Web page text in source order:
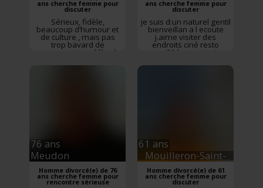
ans cherche femme pour
discuter
Sérieux, fidèle,
beaucoup d’humour et
de culture , mais pas
trop bavard de
messages, je préfère le
une erreur je n’ai pas 70
ans cherche femme pour
discuter
je suis d:un naturel gentil
bienveillan a l ecoute
j.aime visiter des
endroits ciné resto
annee 80 le sport je joue
76 ans
Meudon
Homme divorcé(e) de 76
ans cherche femme pour
rencontre sérieuse
61 ans
Mouilleron-Saint-
Germain
Homme divorcé(e) de 61
ans cherche femme pour
discuter